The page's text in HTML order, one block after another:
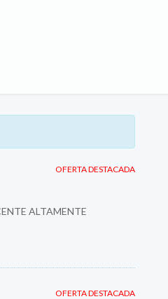
OFERTA DESTACADA
ALTAMENTE
OFERTA DESTACADA